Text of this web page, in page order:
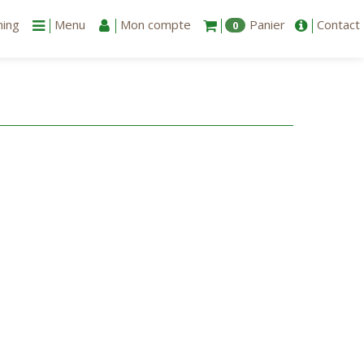
Menu Mon compte 0 Panier Contact